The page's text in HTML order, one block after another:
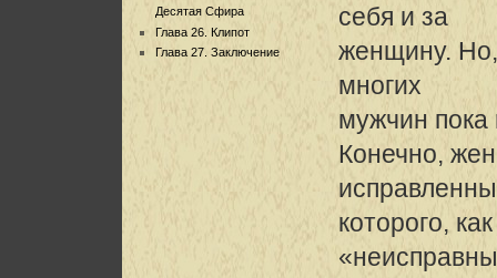
Десятая Сфира
Глава 26. Клипот
Глава 27. Заключение
себя и за
женщину.
многих
мужчин пока
Конечно,
которого, как